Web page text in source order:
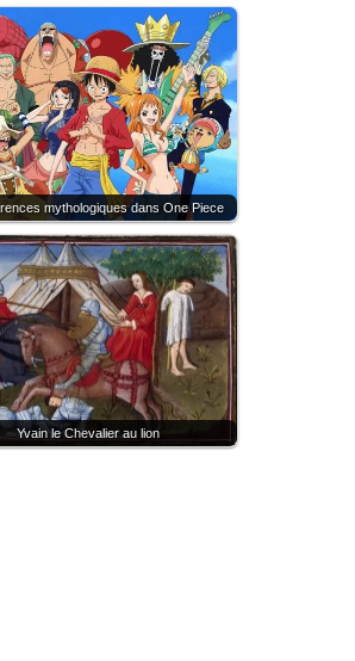
mythologiques dans One Piece
Yvain le Chevalier au lion